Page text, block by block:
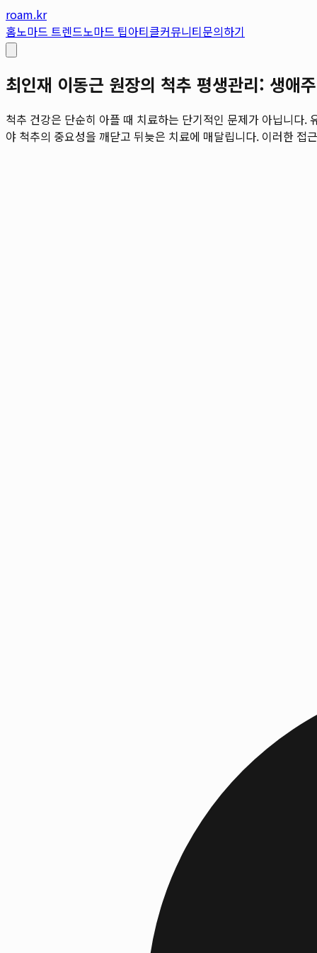
roam.kr
홈노마드 트렌드노마드 팁아티클커뮤니티문의하기
최인재 이동근 원장의 척추 평생관리: 생애
척추 건강은 단순히 아플 때 치료하는 단기적인 문제가 아닙니다
야 척추의 중요성을 깨닫고 뒤늦은 치료에 매달립니다. 이러한 접